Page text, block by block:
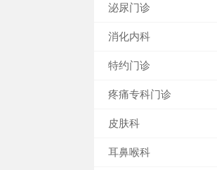
泌尿门诊
消化内科
特约门诊
疼痛专科门诊
皮肤科
耳鼻喉科